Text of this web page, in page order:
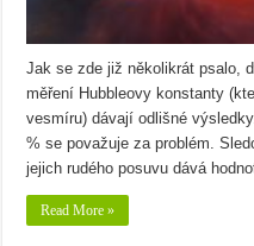
Jak se zde již několikrát psalo,
měření Hubbleovy konstanty
vesmíru) dávají odlišné
% se považuje za problém.
jejich rudého posuvu dává
Read More »